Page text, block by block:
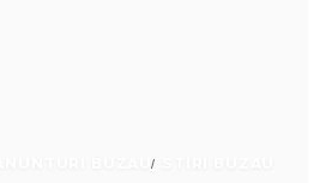
ANUNTURI BUZAU